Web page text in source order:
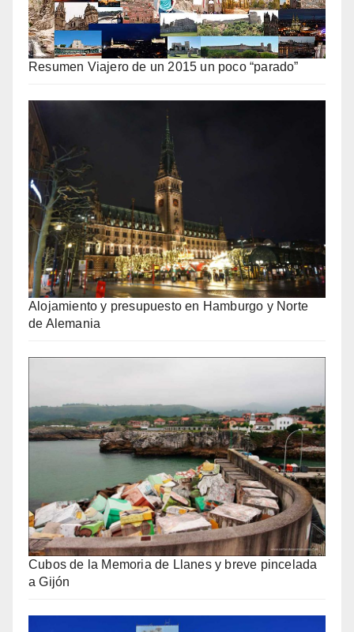
Resumen Viajero de un 2015 un poco “parado”
Alojamiento y presupuesto en Hamburgo y Norte
de Alemania
Cubos de la Memoria de Llanes y breve pincelada
a Gijón